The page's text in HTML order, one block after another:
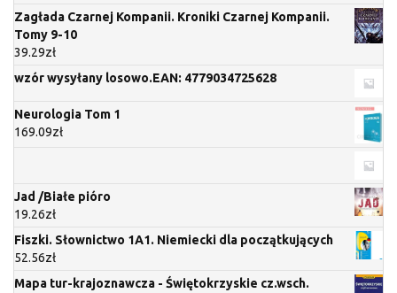
Zagłada Czarnej Kompanii. Kroniki Czarnej Kompanii.
Tomy 9-10
39.29zł
wzór wysyłany losowo.EAN: 4779034725628
Neurologia Tom 1
169.09zł
Jad /Białe pióro
19.26zł
Fiszki. Słownictwo 1A1. Niemiecki dla początkujących
52.56zł
Mapa tur-krajoznawcza - Świętokrzyskie cz.wsch.